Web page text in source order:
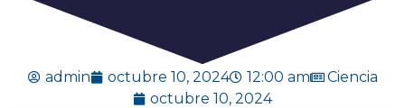
admin octubre 10, 2024 12:00 am
Ciencia
octubre 10, 2024